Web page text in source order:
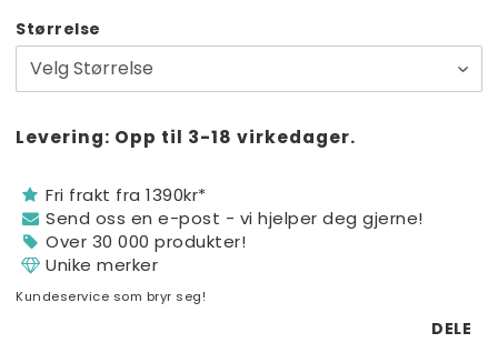
€0,74
€0,88
€0,59
Størrelse
Levering: Opp til 3-18 virkedager.
Fri frakt fra 1390kr*
Send oss ​​en e-post - vi hjelper deg gjerne!
Over 30 000 produkter!
Unike merker
Kundeservice som bryr seg!
DELE